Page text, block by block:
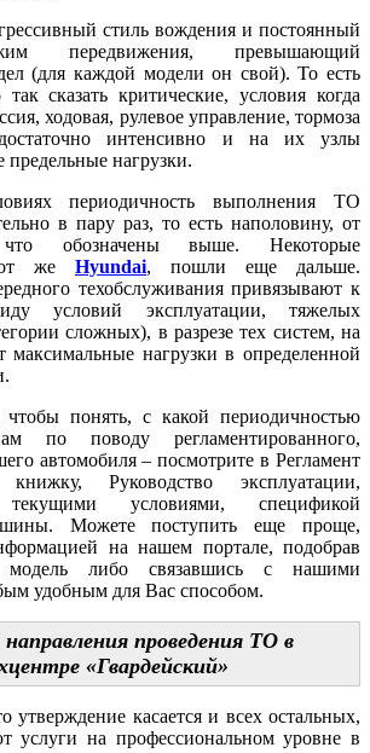
стиль вождения и постоянный
передвижения, превышающий
(для каждой модели он свой). То есть
сказать критические, условия когда
ходовая, рулевое управление, тормоза
достаточно интенсивно и на их узлы
нагрузки.
периодичность выполнения ТО
в пару раз, то есть наполовину, от
обозначены выше. Некоторые
же Hyundai, пошли еще дальше.
техобслуживания привязывают к
условий эксплуатации, тяжелых
сложных), в разрезе тех систем, на
максимальные нагрузки в определенной
понять, с какой периодичностью
по поводу регламентированного,
автомобиля – посмотрите в Регламент
Руководство эксплуатации,
условиями, спецификой
Можете поступить еще проще,
на нашем портале, подобрав
модель либо связавшись с нашими
удобным для Вас способом.
проведения ТО в
«Гвардейский»
утверждение касается и всех остальных,
услуги на профессиональном уровне в